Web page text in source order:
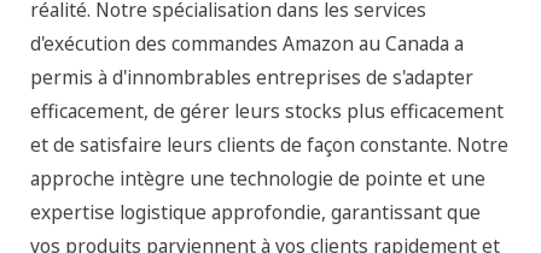
réalité. Notre spécialisation dans les services
d'exécution des commandes Amazon au Canada a
permis à d'innombrables entreprises de s'adapter
efficacement, de gérer leurs stocks plus efficacement
et de satisfaire leurs clients de façon constante. Notre
approche intègre une technologie de pointe et une
expertise logistique approfondie, garantissant que
vos produits parviennent à vos clients rapidement et